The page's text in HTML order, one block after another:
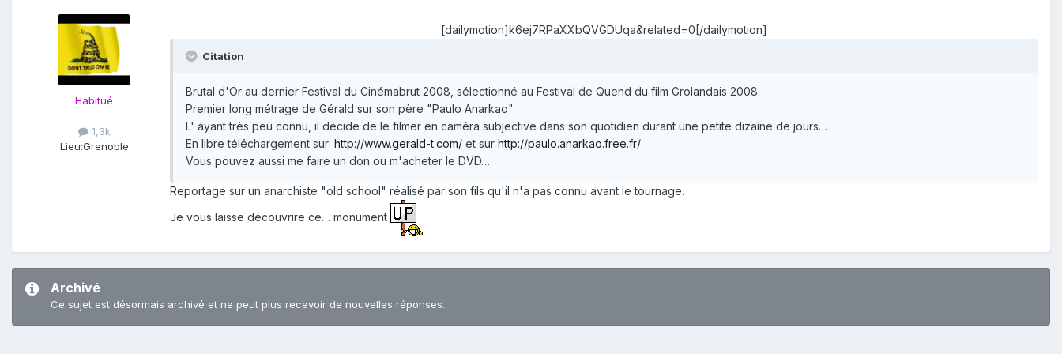
Habitué
1,3k
Lieu:Grenoble
[dailymotion]k6ej7RPaXXbQVGDUqa&related=0[/dailymotion]
Citation
Brutal d'Or au dernier Festival du Cinémabrut 2008, sélectionné au Festival de Quend du film Grolandais 2008.
Premier long métrage de Gérald sur son père "Paulo Anarkao".
L' ayant très peu connu, il décide de le filmer en caméra subjective dans son quotidien durant une petite dizaine de jours…
En libre téléchargement sur: http://www.gerald-t.com/ et sur http://paulo.anarkao.free.fr/
Vous pouvez aussi me faire un don ou m'acheter le DVD…
Reportage sur un anarchiste "old school" réalisé par son fils qu'il n'a pas connu avant le tournage.
Je vous laisse découvrire ce… monument
Archivé
Ce sujet est désormais archivé et ne peut plus recevoir de nouvelles réponses.